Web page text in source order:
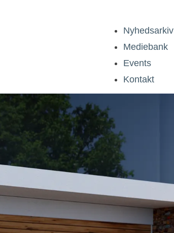
Nyhedsarkiv
Mediebank
Events
Kontakt